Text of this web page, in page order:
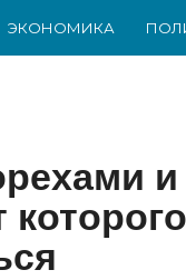
ЭКОНОМИКА
которого